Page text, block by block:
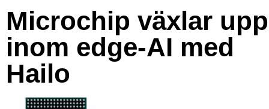
Microchip växlar upp
inom edge-AI med
Hailo